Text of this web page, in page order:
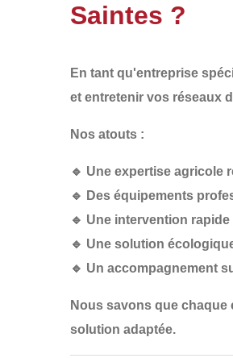
Saintes ?
En tant qu'entreprise
et entretenir vos réseaux
Nos atouts :
🔹 Une expertise agricole
🔹 Des équipements
🔹 Une intervention rapide
🔹 Une solution
🔹 Un accompagnement
Nous savons que chaque
solution adaptée.